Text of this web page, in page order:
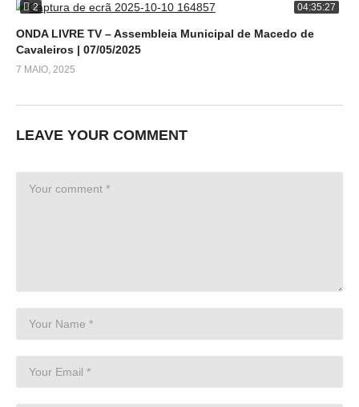
2 04:35:27
ONDA LIVRE TV – Assembleia Municipal de Macedo de
Cavaleiros | 07/05/2025
7 MAIO, 2025
LEAVE YOUR COMMENT